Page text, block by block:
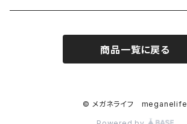
Farben（ファルベン）
Ray-Ban （レイバン）
商品一覧に戻る
© メガネライフ meganelife